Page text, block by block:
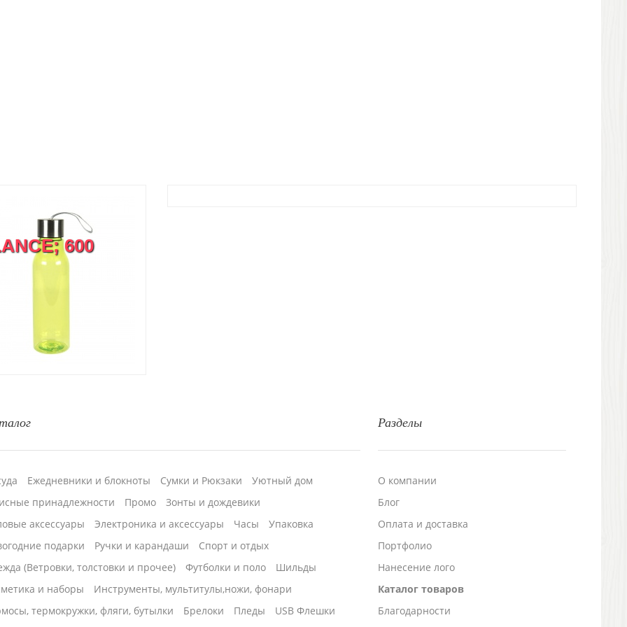
600
Разделы
О компании
Блог
Оплата и доставка
Портфолио
Нанесение лого
Каталог товаров
Благодарности
Ежедневники и блокноты Сумки и Рюкзаки
Уютный дом
принадлежности
Промо
Зонты и дождевики
аксессуары
Электроника и аксессуары Часы
Упаковка
подарки
Ручки и карандаши
Спорт и отдых
(Ветровки, толстовки и прочее)
Футболки и поло
Шильды
и наборы
Инструменты, мультитулы,ножи, фонари
термокружки, фляги, бутылки
Брелоки Пледы
USB Флешки